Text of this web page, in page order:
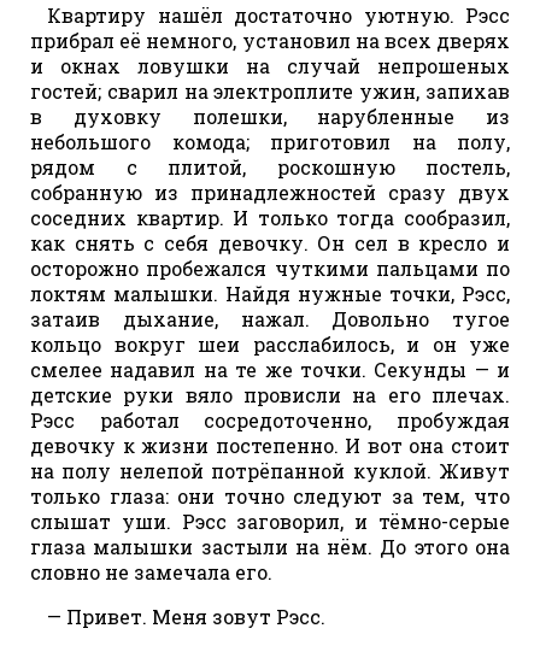
Квартиру нашёл достаточно уютную. Рэсс
прибрал её немного, установил на всех дверях
и окнах ловушки на случай непрошеных
гостей; сварил на электроплите ужин, запихав
в духовку полешки, нарубленные из
небольшого комода; приготовил на полу,
рядом с плитой, роскошную постель,
собранную из принадлежностей сразу двух
соседних квартир. И только тогда сообразил,
как снять с себя девочку. Он сел в кресло и
осторожно пробежался чуткими пальцами по
локтям малышки. Найдя нужные точки, Рэсс,
затаив дыхание, нажал. Довольно тугое
кольцо вокруг шеи расслабилось, и он уже
смелее надавил на те же точки. Секунды — и
детские руки вяло провисли на его плечах.
Рэсс работал сосредоточенно, пробуждая
девочку к жизни постепенно. И вот она стоит
на полу нелепой потрёпанной куклой. Живут
только глаза: они точно следуют за тем, что
слышат уши. Рэсс заговорил, и тёмно-серые
глаза малышки застыли на нём. До этого она
словно не замечала его.
— Привет. Меня зовут Рэсс.